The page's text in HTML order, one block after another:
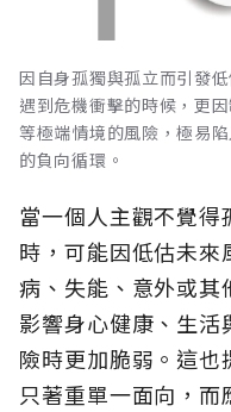
因自身孤獨與孤立而引發
遇到危機衝擊的時候，更
等極端情境的風險，極易
的負向循環。
當一個人主觀不覺
時，可能因低估未
病、失能、意外或
影響身心健康、生
險時更加脆弱。這
只著重單一面向，